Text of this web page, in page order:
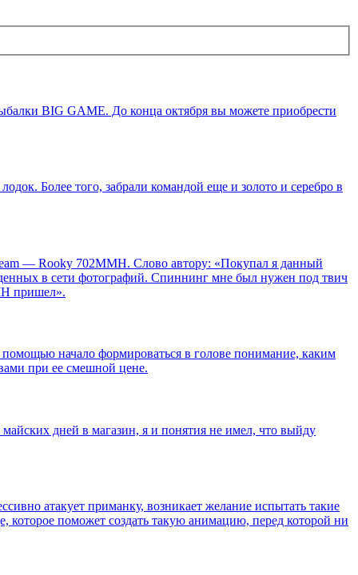
BIG GAME. До конца октября вы можете приобрести
Более того, забрали командой еще и золото и серебро в
— Rooky 702MMH. Слово автору: «Покупал я данный
в сети фотографий. Спиннинг мне был нужен под твич
пришел».
начало формироваться в голове понимание, каким
при ее смешной цене.
дней в магазин, я и понятия не имел, что выйду
атакует приманку, возникает желание испытать такие
поможет создать такую анимацию, перед которой ни